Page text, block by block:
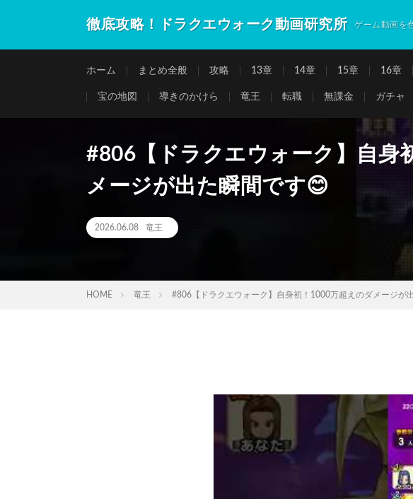
徹底攻略！ドラクエウォーク動画研究所 ゲーム動画を
ホーム まとめ全般 攻略 13章 14章 15章 16章
宝の地図 導きのかけら 竜王 転職 無課金 ガチャ
#806【ドラクエウォーク】自身
メージが出た瞬間です😊
2026.06.08 竜王
HOME 竜王 #806【ドラクエウォーク】自身初！1000万超えのダメージが